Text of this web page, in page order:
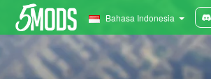
Bahasa Indonesia